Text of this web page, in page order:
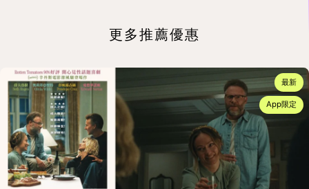
更多推薦優惠
最新
App限定